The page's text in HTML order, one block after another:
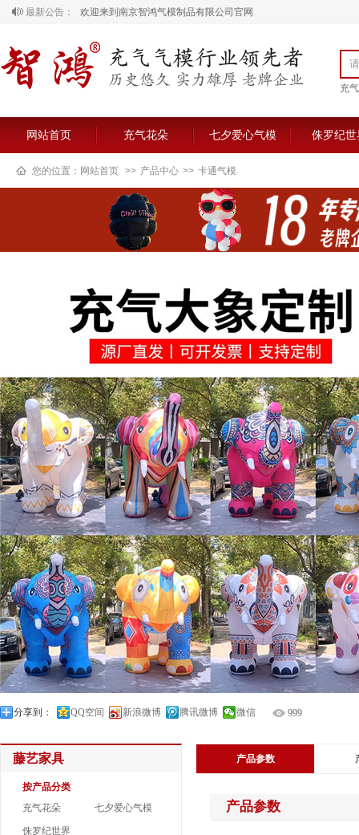
最新公告： 欢迎来到南京智鸿气模制品有限公司官网
充
网站首页 充气花朵 七夕爱心气模 侏罗纪世
您的位置： 网站首页 >> 产品中心 >> 卡通气模
分享到： QQ空间 新浪微博 腾讯微博 微信 999
藤艺家具
按产品分类
充气花朵
七夕爱心气模
侏罗纪世界
产品参数
产品参数